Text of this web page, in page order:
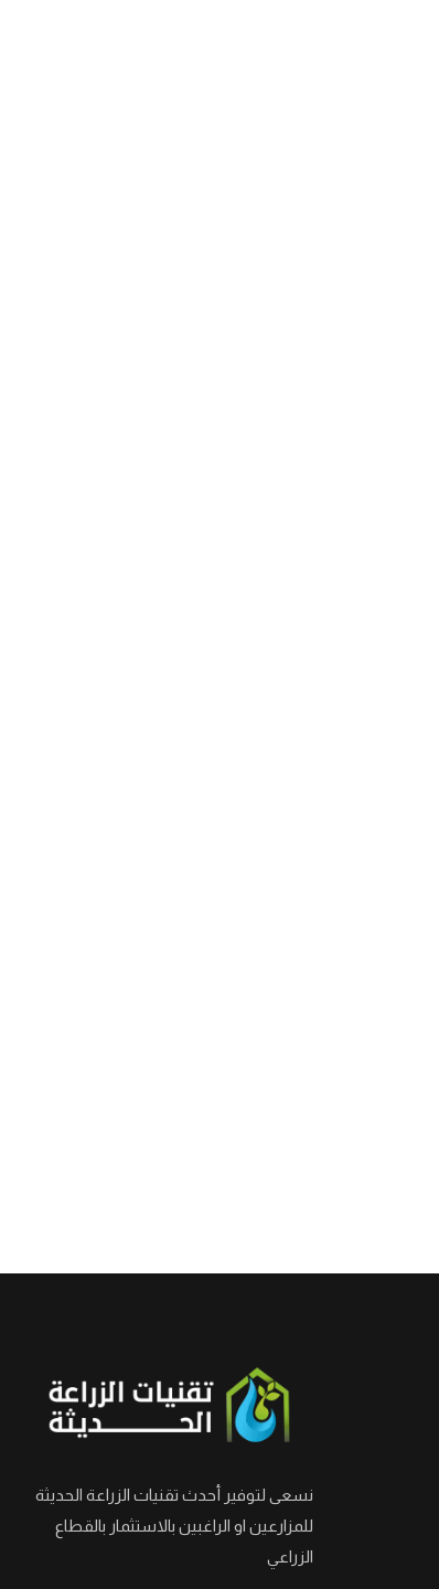
نسعى لتوفير أحدث تقنيات الزراعة الحديثة
للمزارعين او الراغبين بالاستثمار بالقطاع
الزراعي